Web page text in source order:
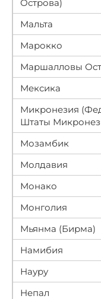
Острова)
Мальта
Марокко
Маршалловы
Мексика
Микронезия
Штаты
Мозамбик
Молдавия
Монако
Монголия
Мьянма (Бирма)
Намибия
Науру
Непал